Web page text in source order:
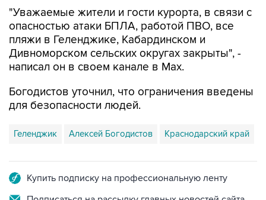
"Уважаемые жители и гости курорта, в связи с
опасностью атаки БПЛА, работой ПВО, все
пляжи в Геленджике, Кабардинском и
Дивноморском сельских округах закрыты", -
написал он в своем канале в Max.
Богодистов уточнил, что ограничения введены
для безопасности людей.
Геленджик Алексей Богодистов Краснодарский край
Купить подписку на профессиональную ленту